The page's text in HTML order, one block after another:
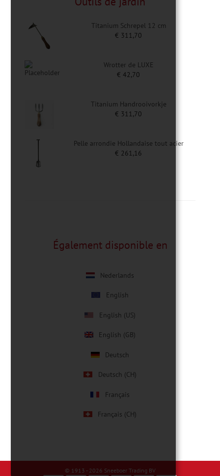
Titanium Schrepel 12 cm
€ 311,70
Wrotter de LUXE
€ 42,70
Titanium Handrooivorkje
€ 311,70
Pelle arrondie Hollandaise tout acier
€ 261,16
Également disponible en
Nederlands
English
English (US)
English (GB)
Deutsch
Deutsch (CH)
Français
Français (CH)
© 1913 - 2026 Sneeboer Trading BV